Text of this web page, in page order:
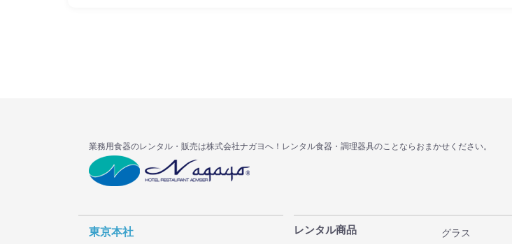
業務用食器のレンタル・販売は株式会社ナガヨへ！レンタル食器・調理器具のことならおまかせください。
東京本社
レンタル商品 グラス